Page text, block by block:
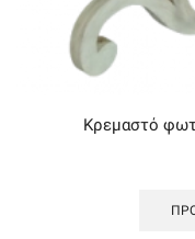
Κρεμαστό